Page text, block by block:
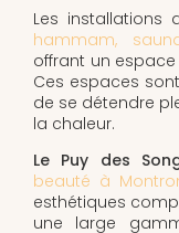
Les installations
hammam,
offrant un
Ces espaces
de se détendre
la chaleur.
Le Puy des
beauté à
esthétiques
une large